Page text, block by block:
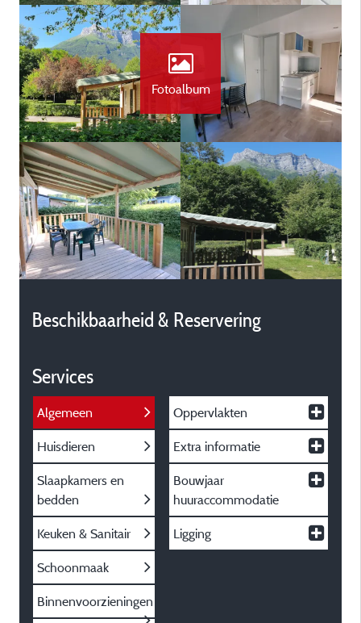
Fotoalbum
Beschikbaarheid & Reservering
Services
Algemeen
Huisdieren
Slaapkamers en
bedden
Keuken & Sanitair
Schoonmaak
Binnenvoorzieningen
Oppervlakten
Extra informatie
Bouwjaar
huuraccommodatie
Ligging